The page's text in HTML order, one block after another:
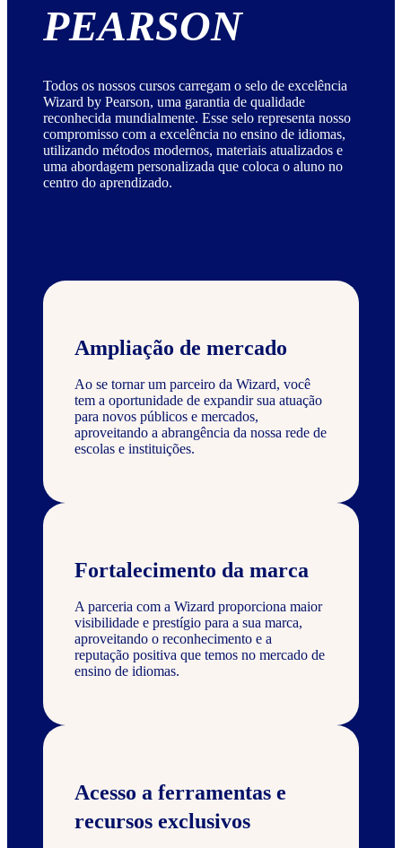
PEARSON
Todos os nossos cursos carregam o selo de excelência
Wizard by Pearson, uma garantia de qualidade
reconhecida mundialmente. Esse selo representa nosso
compromisso com a excelência no ensino de idiomas,
utilizando métodos modernos, materiais atualizados e
uma abordagem personalizada que coloca o aluno no
centro do aprendizado.
Ampliação de mercado
Ao se tornar um parceiro da Wizard, você
tem a oportunidade de expandir sua atuação
para novos públicos e mercados,
aproveitando a abrangência da nossa rede de
escolas e instituições.
Fortalecimento da marca
A parceria com a Wizard proporciona maior
visibilidade e prestígio para a sua marca,
aproveitando o reconhecimento e a
reputação positiva que temos no mercado de
ensino de idiomas.
Acesso a ferramentas e
recursos exclusivos